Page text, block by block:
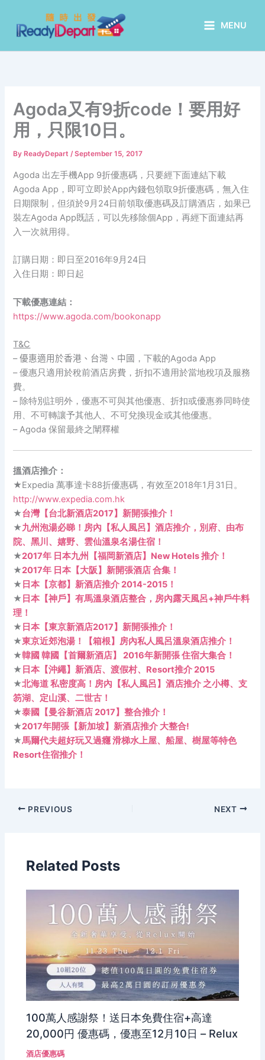
content
MENU
Agoda又有9折code！要用好
用，只限10日。
By ReadyDepart/September 15, 2017
Agoda 出左手機App 9折優惠碼，只要經下面連結下載
Agoda App，即可立即於App內錢包領取9折優惠碼，無入住
日期限制，但須於9月24日前領取優惠碼及訂購酒店，如果已
裝左Agoda App既話，可以先移除個App，再經下面連結再
入一次就用得。
訂購日期：即日至2016年9月24日
入住日期：即日起
下載優惠連結：
https://www.agoda.com/bookonapp
T&C
–優惠適用於香港、台灣、中國 ，下載的Agoda App
– 優惠只適用於稅前酒店房費，折扣不適用於當地稅項及服務
費。
– 除特別註明外，優惠不可與其他優惠、折扣或優惠券同時使
用、不可轉讓予其他人、不可兌換現金或其他優惠。
– Agoda 保留最終之闡釋權
搵酒店推介：
★Expedia 萬事達卡88折優惠碼，有效至2018年1月31日。
http://www.expedia.com.hk
★台灣【台北新酒店2017】新開張推介！
★九州泡湯必睇！房內【私人風呂】酒店推介，別府、由布
院、黑川、嬉野、雲仙溫泉名湯住宿！
★2017年 日本九州【福岡新酒店】New Hotels 推介！
★2017年 日本【大阪】新開張酒店 合集！
★ 日本【京都】新酒店推介 2014-2015！
★ 日本【神戶】有馬溫泉酒店整合，房內露天風呂+神戶牛料
理！
★ 日本【東京新酒店2017】新開張推介！
★東京近郊泡湯！【箱根】房內私人風呂溫泉酒店推介！
★韓國 韓國【首爾新酒店】 2016年新開張 住宿大集合！
★ 日本【沖繩】新酒店、渡假村、Resort推介 2015
★北海道 私密度高！房內【私人風呂】酒店推介 之小樽、支
笏湖、定山溪、二世古！
★泰國【曼谷新酒店 2017】整合推介！
★2017年開張【新加坡】新酒店推介 大整合!
★馬爾代夫超好玩又過癮 滑梯水上屋、船屋、樹屋等特色
Resort住宿推介！
PREVIOUS NEXT
Related Posts
100萬人感謝祭！送日本免費住宿+高達
20,000円 優惠碼，優惠至12月10日 – Relux
酒店優惠碼